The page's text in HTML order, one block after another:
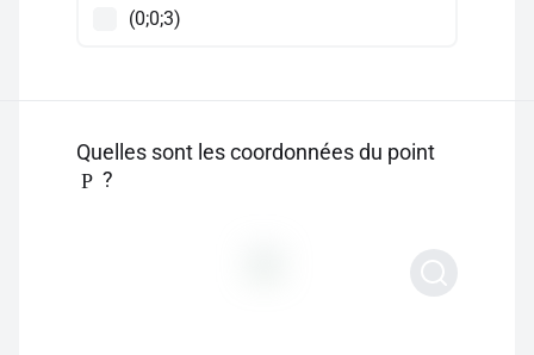
(0;0;3)
Quelles sont les coordonnées du point
P ?